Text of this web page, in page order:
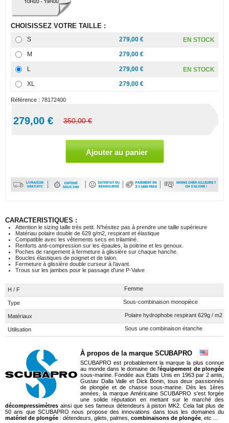
CHOISISSEZ VOTRE TAILLE :
S 279,00 €
EN STOCK
M
279,00 €
L 279,00 €
EN STOCK
XL
279,00 €
Référence : 78172400
279,00 € 350,00 €
CARACTERISTIQUES :
Attention le sizing taille très petit. N'hésitez pas à prendre une taille supérieure
Matériau polaire double de 629 g/m2, respirant et élastique
Compatible avec les vêtements secs en trilaminé.
Renforts anti-compression sur les épaules, la poitrine et les genoux.
Poches de rangement à fermeture à glissière sur chaque hanche.
Boucles élastiques de poignet et de talon.
Fermeture à glissière double curseur à l’avant.
Trous sur les jambes pour le passage d'une P-Valve
H / F Femme
Type Sous-combinaison monopièce
Matériaux Polaire hydrophobe respirant 629g / m2
Utilisation Sous une combinaison étanche
À propos de la marque SCUBAPRO
SCUBAPRO est probablement la marque la plus connue
au monde dans le domaine de l'équipement de plongée
sous-marine. Fondée aux Etats Unis en 1963 par 2 amis,
Gustav Dalla Valle et Dick Bonin, tous deux passionnés
de plongée et de chasse sous-marine. Dès les 1ères
années, la marque Américaine SCUBAPRO s'est forgée
une solide réputation en mettant sur le marché des
décompressimètres ainsi que ses fameux détendeurs à piston MK2. Cela fait plus de
50 ans que SCUBAPRO nous propose des innovations dans tous les domaines du
matériel de plongée : détendeurs, gilets, palmes, combinaisons de plongée , etc ...